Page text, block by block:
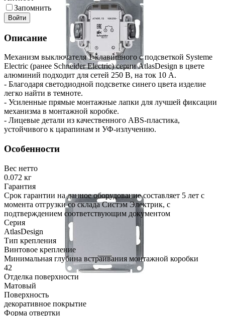
Запомнить
Войти
Описание
Механизм выключателя 1-клавишного с подсветкой Systeme
Electric (ранее Schneider Electric) серии AtlasDesign в цвете
алюминий подходит для сетей 250 В, на ток 10 А.
- Благодаря светодиодной подсветке синего цвета изделие
легко найти в темноте.
- Усиленные прямые монтажные лапки для лучшей фиксации
механизма в монтажной коробке.
- Лицевые детали из качественного ABS-пластика,
устойчивого к царапинам и УФ-излучению.
Особенности
Вес нетто
0.072 кг
Гарантия
Срок гарантии на данное оборудование составляет 5 лет с
момента отгрузки со склада Систэм Электрик, с
подтверждением соответствующим документом
Серия
AtlasDesign
Тип крепления
Винтовое крепление
Минимальная глубина встраивания монтажной коробки
42
Отделка поверхности
Матовый
Поверхность
декоративное покрытие
Форма отвертки